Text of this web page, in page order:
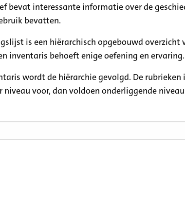
bevat interessante informatie over de
bevatten.
is een hiërarchisch opgebouwd
inventaris behoeft enige oefening en ervaring.
wordt de hiërarchie gevolgd. De
niveau voor, dan voldoen onderliggende